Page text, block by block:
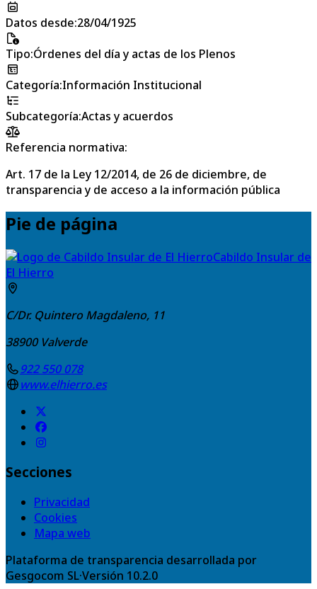
Datos desde:28/04/1925
Tipo:Órdenes del día y actas de los Plenos
Categoría:Información Institucional
Subcategoría:Actas y acuerdos
Referencia normativa:
Art. 17 de la Ley 12/2014, de 26 de diciembre, de
transparencia y de acceso a la información pública
Pie de página
Cabildo Insular de
El Hierro
C/Dr. Quintero Magdaleno, 11
38900 Valverde
922 550 078
www.elhierro.es
Secciones
Privacidad
Cookies
Mapa web
Plataforma de transparencia desarrollada por
Gesgocom SL·Versión 10.2.0